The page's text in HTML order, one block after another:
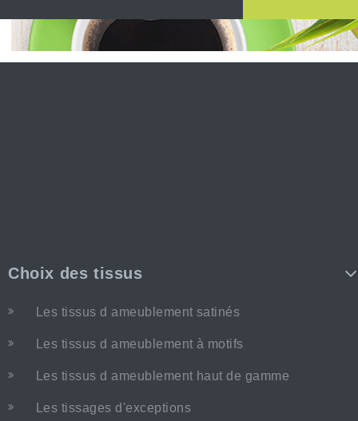
Choix des tissus
Les tissus d ameublement satinés
Les tissus d ameublement à motifs
Les tissus d ameublement haut de gamme
Les tissages d'exceptions